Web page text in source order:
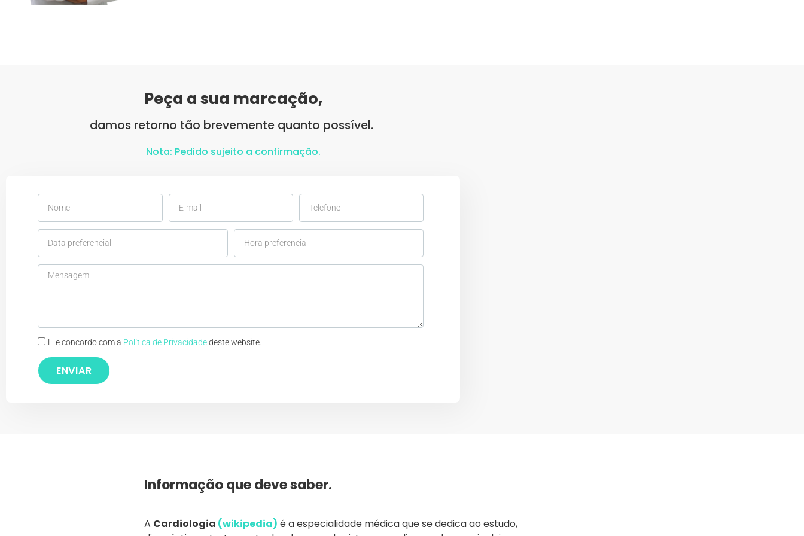
Peça a sua marcação,
damos retorno tão brevemente quanto possível.
Nota: Pedido sujeito a confirmação.
Li e concordo com a Política de Privacidadedeste website.
ENVIAR
Informação que deve saber.
A Cardiologia (wikipedia) é a especialidade médica que se dedica ao estudo,